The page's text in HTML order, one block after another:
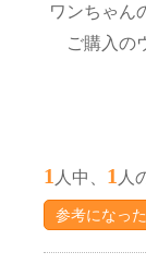
ワンちゃん
ご購入の
1 人中、 1 人
参考になった